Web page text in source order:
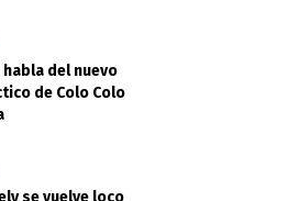
del nuevo
de Colo Colo
se vuelve loco